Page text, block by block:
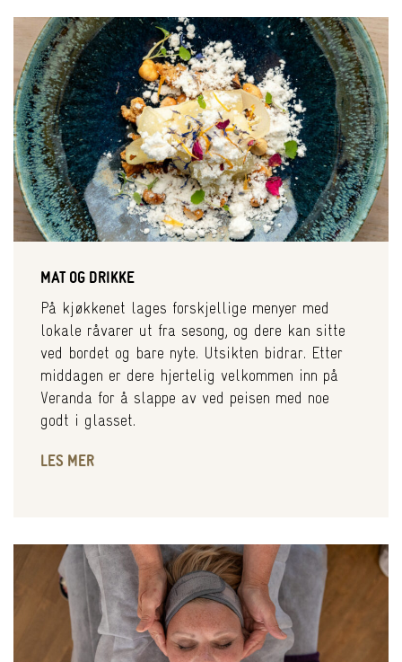
MAT OG DRIKKE
På kjøkkenet lages forskjellige menyer med
lokale råvarer ut fra sesong, og dere kan sitte
ved bordet og bare nyte. Utsikten bidrar. Etter
middagen er dere hjertelig velkommen inn på
Veranda for å slappe av ved peisen med noe
godt i glasset.
LES MER